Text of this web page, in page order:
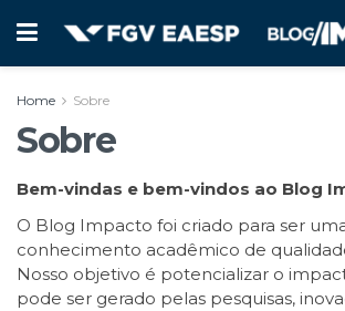
Home Sobre
Sobre
Bem-vindas e bem-vindos ao Blog
O Blog Impacto foi criado para ser
conhecimento acadêmico de
Nosso objetivo é potencializar o
pode ser gerado pelas pesquisas,